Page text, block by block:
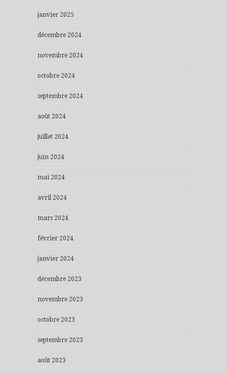
janvier 2025
décembre 2024
novembre 2024
octobre 2024
septembre 2024
août 2024
juillet 2024
juin 2024
mai 2024
avril 2024
mars 2024
février 2024
janvier 2024
décembre 2023
novembre 2023
octobre 2023
septembre 2023
août 2023